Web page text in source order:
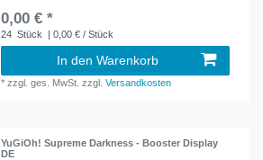
0,00 € *
24 Stück | 0,00 € / Stück
In den Warenkorb
*zzgl. ges. MwSt. zzgl.Versandkosten
YuGiOh! Supreme Darkness - Booster Display
DE